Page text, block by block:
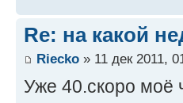
Re: на какой
Riecko » 11 дек 2011,
Уже 40.скоро моё